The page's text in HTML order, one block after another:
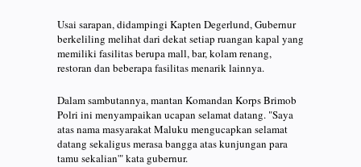
Usai sarapan, didampingi Kapten Degerlund, Gubernur
berkeliling melihat dari dekat setiap ruangan kapal yang
memiliki fasilitas berupa mall, bar, kolam renang,
restoran dan beberapa fasilitas menarik lainnya.
Dalam sambutannya, mantan Komandan Korps Brimob
Polri ini menyampaikan ucapan selamat datang. "Saya
atas nama masyarakat Maluku mengucapkan selamat
datang sekaligus merasa bangga atas kunjungan para
tamu sekalian'" kata gubernur.